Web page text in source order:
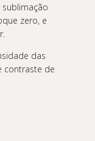
zero, e
das
contraste de